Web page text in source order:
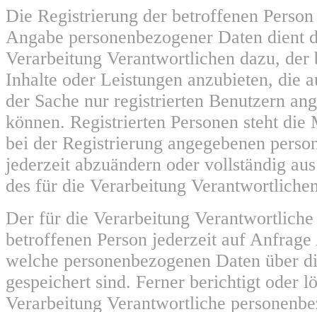
Die Registrierung der betroffenen
Angabe personenbezogener Daten dient
Verarbeitung Verantwortlichen dazu, der
Inhalte oder Leistungen anzubieten, die
der Sache nur registrierten Benutzern
können. Registrierten Personen steht
bei der Registrierung angegebenen
jederzeit abzuändern oder vollständig
des für die Verarbeitung
Der für die Verarbeitung
betroffenen Person jederzeit auf
welche personenbezogenen Daten über
gespeichert sind. Ferner berichtigt oder
Verarbeitung Verantwortliche